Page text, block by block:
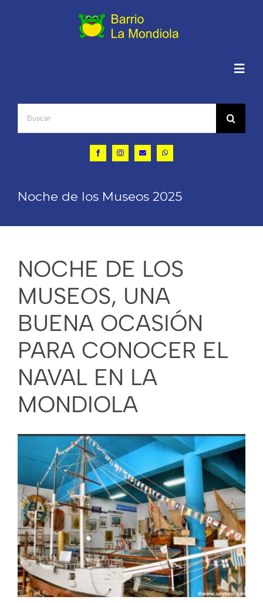
Inicio
Quiénes somos
Actualidad
Más secciones
Noche de los Museos 2025
NOCHE DE LOS
MUSEOS, UNA
BUENA OCASIÓN
PARA CONOCER EL
NAVAL EN LA
MONDIOLA